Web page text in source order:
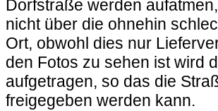
Dorfstraße werden
nicht über die ohnehin
Ort, obwohl dies nur
den Fotos zu sehen ist wird
aufgetragen, so das die
freigegeben werden kann.